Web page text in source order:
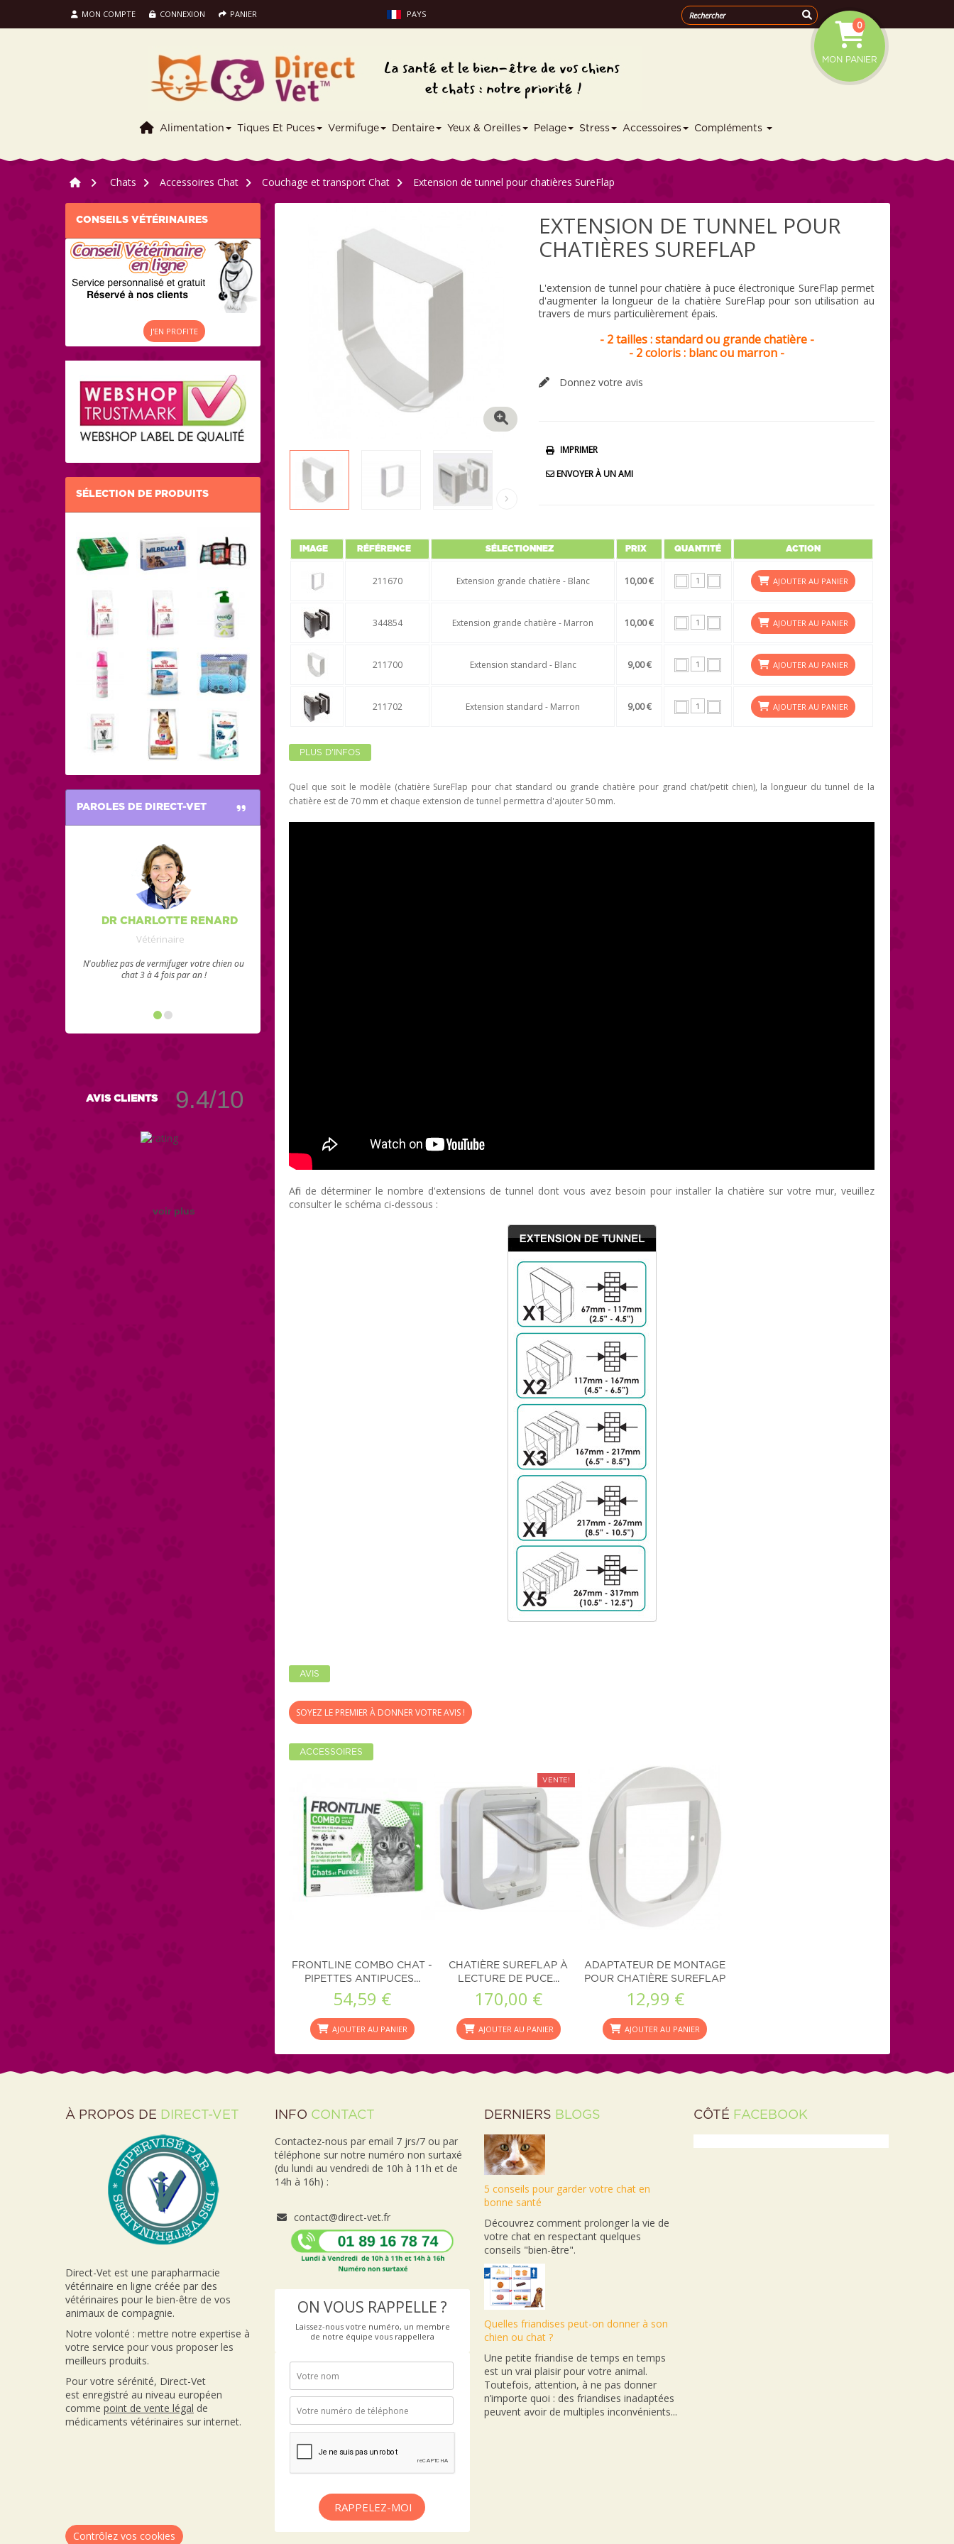
MON COMPTE CONNEXION PANIER PAYS
MON PANIER
0
Alimentation Tiques Et Puces Vermifuge Dentaire Yeux & Oreilles Pelage Stress Accessoires Compléments
> Chats > Accessoires Chat > Couchage et transport Chat > Extension de tunnel pour chatières SureFlap
CONSEILS VÉTÉRINAIRES
J'EN PROFITE
SÉLECTION DE PRODUITS
PAROLES DE DIRECT-VET
DR CHARLOTTE RENARD
Vétérinaire
N'oubliez pas de vermifuger votre chien ou
chat 3 à 4 fois par an !
AVIS CLIENTS 9.4/10
voir plus
›
EXTENSION DE TUNNEL POUR
CHATIÈRES SUREFLAP
L'extension de tunnel pour chatière à puce électronique SureFlap permet
d'augmenter la longueur de la chatière SureFlap pour son utilisation au
travers de murs particulièrement épais.
- 2 tailles : standard ou grande chatière -
- 2 coloris : blanc ou marron -
Donnez votre avis
IMPRIMER
ENVOYER À UN AMI
IMAGE RÉFÉRENCE SÉLECTIONNEZ PRIX QUANTITÉ ACTION
211670 Extension grande chatière - Blanc 10,00 € AJOUTER AU PANIER
344854 Extension grande chatière - Marron 10,00 € AJOUTER AU PANIER
211700 Extension standard - Blanc 9,00 € AJOUTER AU PANIER
211702 Extension standard - Marron 9,00 € AJOUTER AU PANIER
PLUS D'INFOS
Quel que soit le modèle (chatière SureFlap pour chat standard ou grande chatière pour grand chat/petit chien), la longueur du tunnel de la
chatière est de 70 mm et chaque extension de tunnel permettra d'ajouter 50 mm.
Afin de déterminer le nombre d'extensions de tunnel dont vous avez besoin pour installer la chatière sur votre mur, veuillez
consulter le schéma ci-dessous :
AVIS
SOYEZ LE PREMIER À DONNER VOTRE AVIS !
ACCESSOIRES
FRONTLINE COMBO CHAT -
PIPETTES ANTIPUCES...
54,59 €
AJOUTER AU PANIER
VENTE!
CHATIÈRE SUREFLAP À
LECTURE DE PUCE...
170,00 €
AJOUTER AU PANIER
ADAPTATEUR DE MONTAGE
POUR CHATIÈRE SUREFLAP
12,99 €
AJOUTER AU PANIER
À PROPOS DE DIRECT-VET
Direct-Vet est une parapharmacie
vétérinaire en ligne créée par des
vétérinaires pour le bien-être de vos
animaux de compagnie.
Notre volonté : mettre notre expertise à
votre service pour vous proposer les
meilleurs produits.
Pour votre sérénité, Direct-Vet
est enregistré au niveau européen
comme point de vente légal de
médicaments vétérinaires sur internet.
INFO CONTACT
Contactez-nous par email 7 jrs/7 ou par
téléphone sur notre numéro non surtaxé
(du lundi au vendredi de 10h à 11h et de
14h à 16h) :
contact@direct-vet.fr
ON VOUS RAPPELLE ?
Laissez-nous votre numéro, un membre
de notre équipe vous rappellera
RAPPELEZ-MOI
DERNIERS BLOGS
5 conseils pour garder votre chat en
bonne santé
Découvrez comment prolonger la vie de
votre chat en respectant quelques
conseils "bien-être".
Quelles friandises peut-on donner à son
chien ou chat ?
Une petite friandise de temps en temps
est un vrai plaisir pour votre animal.
Toutefois, attention, à ne pas donner
n’importe quoi : des friandises inadaptées
peuvent avoir de multiples inconvénients...
CÔTÉ FACEBOOK
Contrôlez vos cookies